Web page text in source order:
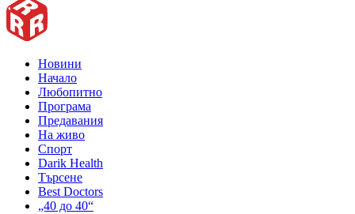
Новини
Начало
Любопитно
Програма
Предавания
На живо
Спорт
Darik Health
Търсене
Best Doctors
„40 до 40“